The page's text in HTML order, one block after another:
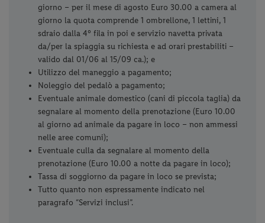
giorno – per il mese di agosto Euro 30.00 a camera al
giorno la quota comprende 1 ombrellone, 1 lettini, 1
sdraio dalla 4° fila in poi e servizio navetta privata
da/per la spiaggia su richiesta e ad orari prestabiliti –
valido dal 01/06 al 15/09 ca.); e
Utilizzo del maneggio a pagamento;
Noleggio del pedalò a pagamento;
Eventuale animale domestico (cani di piccola taglia) da
segnalare al momento della prenotazione (Euro 10.00
al giorno ad animale da pagare in loco – non ammessi
nelle aree comuni);
Eventuale culla da segnalare al momento della
prenotazione (Euro 10.00 a notte da pagare in loco);
Tassa di soggiorno da pagare in loco se prevista;
Tutto quanto non espressamente indicato nel
paragrafo “Servizi inclusi”.